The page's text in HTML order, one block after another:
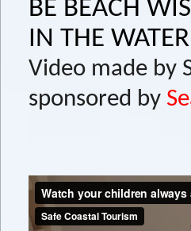
BE BEACH
IN THE
Video made by
sponsored by